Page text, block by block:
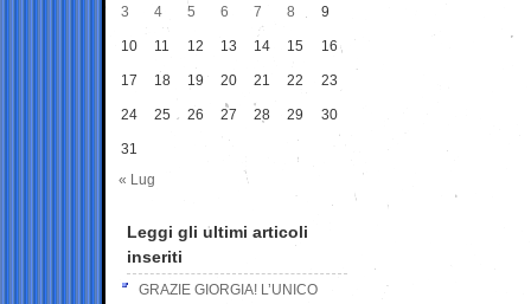
3 4 5 6 7 8 9
10 11 12 13 14 15 16
17 18 19 20 21 22 23
24 25 26 27 28 29 30
31
« Lug
Leggi gli ultimi articoli
inseriti
GRAZIE GIORGIA! L’UNICO